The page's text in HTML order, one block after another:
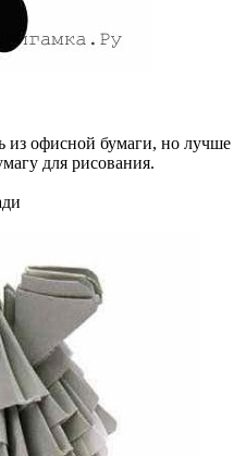
из офисной бумаги, но лучше
для рисования.